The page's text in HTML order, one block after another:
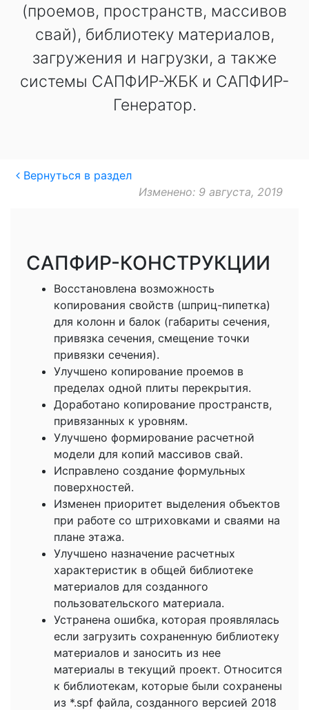
(проемов, пространств, массивов
свай), библиотеку материалов,
загружения и нагрузки, а также
системы САПФИР-ЖБК и САПФИР-
Генератор.
Вернуться в раздел
Изменено: 9 августа, 2019
САПФИР-КОНСТРУКЦИИ
Восстановлена возможность
копирования свойств (шприц-пипетка)
для колонн и балок (габариты сечения,
привязка сечения, смещение точки
привязки сечения).
Улучшено копирование проемов в
пределах одной плиты перекрытия.
Доработано копирование пространств,
привязанных к уровням.
Улучшено формирование расчетной
модели для копий массивов свай.
Исправлено создание формульных
поверхностей.
Изменен приоритет выделения объектов
при работе со штриховками и сваями на
плане этажа.
Улучшено назначение расчетных
характеристик в общей библиотеке
материалов для созданного
пользовательского материала.
Устранена ошибка, которая проявлялась
если загрузить сохраненную библиотеку
материалов и заносить из нее
материалы в текущий проект. Относится
к библиотекам, которые были сохранены
из *.spf файла, созданного версией 2018